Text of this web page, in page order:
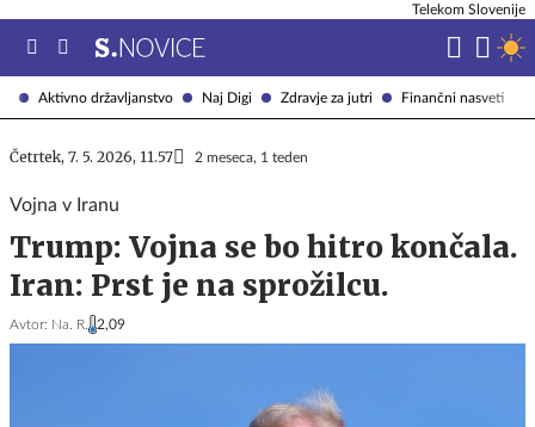
Aktivno državljanstvo Naj Digi Zdravje za jutri Finančni nasveti
Telekom Slovenije
Četrtek, 7. 5. 2026, 11.57 2 meseca, 1 teden
Vojna v Iranu
Trump: Vojna se bo hitro končala.
Iran: Prst je na sprožilcu.
Avtor: Na. R. 2,09